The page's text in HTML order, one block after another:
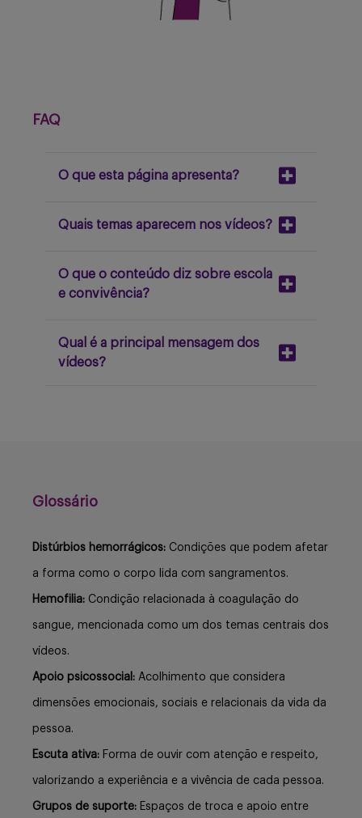
FAQ
O que esta página apresenta?
Quais temas aparecem nos vídeos?
O que o conteúdo diz sobre escola
e convivência?
Qual é a principal mensagem dos
vídeos?
Glossário
Distúrbios hemorrágicos: Condições que podem afetar
a forma como o corpo lida com sangramentos.
Hemofilia: Condição relacionada à coagulação do
sangue, mencionada como um dos temas centrais dos
vídeos.
Apoio psicossocial: Acolhimento que considera
dimensões emocionais, sociais e relacionais da vida da
pessoa.
Escuta ativa: Forma de ouvir com atenção e respeito,
valorizando a experiência e a vivência de cada pessoa.
Grupos de suporte: Espaços de troca e apoio entre